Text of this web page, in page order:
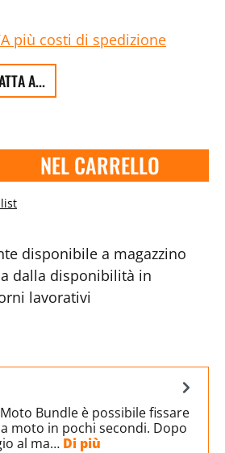
più costi di spedizione
A...
NEL CARRELLO
disponibile a magazzino
dalla disponibilità in
lavorativi
Bundle è possibile fissare
moto in pochi secondi. Dopo
al ma… Di più